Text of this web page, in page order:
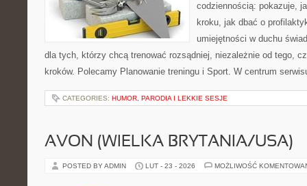
codziennością: pokazuje,
kroku, jak dbać o
umiejętności w duchu
dla tych, którzy chcą trenować rozsądniej, niezależnie od tego,
kroków. Polecamy Planowanie treningu i Sport. W centrum
CATEGORIES: HUMOR, PARODIA I LEKKIE SESJE
AVON (WIELKA BRYTANIA/USA)
POSTED BY ADMIN LUT - 23 - 2026 MOŻLIWOŚĆ